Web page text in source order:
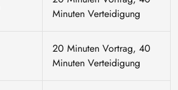
Minuten Verteidigung
20 Minuten Vortrag, 40
Minuten Verteidigung